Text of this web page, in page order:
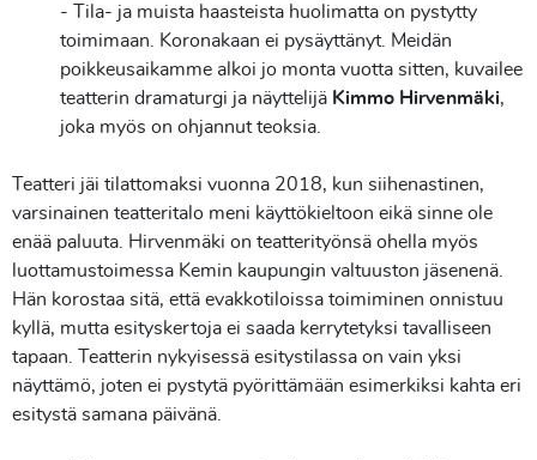
- Tila- ja muista haasteista huolimatta on pystytty
toimimaan. Koronakaan ei pysäyttänyt. Meidän
poikkeusaikamme alkoi jo monta vuotta sitten, kuvailee
teatterin dramaturgi ja näyttelijä Kimmo Hirvenmäki,
joka myös on ohjannut teoksia.
Teatteri jäi tilattomaksi vuonna 2018, kun siihenastinen,
varsinainen teatteritalo meni käyttökieltoon eikä sinne ole
enää paluuta. Hirvenmäki on teatterityönsä ohella myös
luottamustoimessa Kemin kaupungin valtuuston jäsenenä.
Hän korostaa sitä, että evakkotiloissa toimiminen onnistuu
kyllä, mutta esityskertoja ei saada kerrytetyksi tavalliseen
tapaan. Teatterin nykyisessä esitystilassa on vain yksi
näyttämö, joten ei pystytä pyörittämään esimerkiksi kahta eri
esitystä samana päivänä.